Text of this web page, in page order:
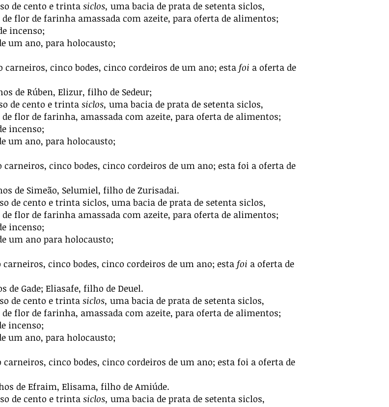
de cento e trinta siclos, uma bacia de prata de setenta siclos,
flor de farinha amassada com azeite, para oferta de alimentos;
incenso;
um ano, para holocausto;
cinco bodes, cinco cordeiros de um ano; esta foi a oferta de
de Rúben, Elizur, filho de Sedeur;
de cento e trinta siclos, uma bacia de prata de setenta siclos,
flor de farinha, amassada com azeite, para oferta de alimentos;
incenso;
um ano, para holocausto;
cinco bodes, cinco cordeiros de um ano; esta foi a oferta de
de Simeão, Selumiel, filho de Zurisadai.
de cento e trinta siclos, uma bacia de prata de setenta siclos,
flor de farinha amassada com azeite, para oferta de alimentos;
incenso;
um ano para holocausto;
cinco bodes, cinco cordeiros de um ano; esta foi a oferta de
de Gade; Eliasafe, filho de Deuel.
de cento e trinta siclos, uma bacia de prata de setenta siclos,
flor de farinha, amassada com azeite, para oferta de alimentos;
incenso;
um ano, para holocausto;
cinco bodes, cinco cordeiros de um ano; esta foi a oferta de
de Efraim, Elisama, filho de Amiúde.
de cento e trinta siclos, uma bacia de prata de setenta siclos,